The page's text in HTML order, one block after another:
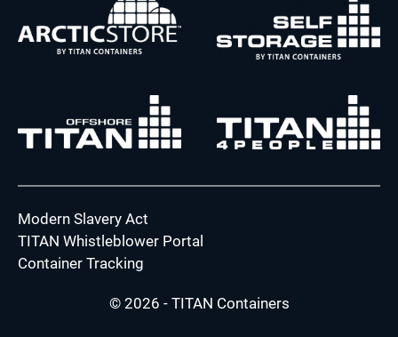
Modern Slavery Act
TITAN Whistleblower Portal
Container Tracking
© 2026 - TITAN Containers